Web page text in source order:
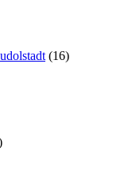
(16)